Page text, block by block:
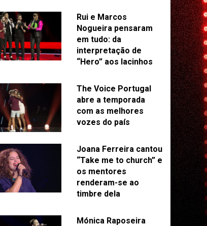
Rui e Marcos
Nogueira pensaram
em tudo: da
interpretação de
“Hero” aos lacinhos
The Voice Portugal
abre a temporada
com as melhores
vozes do país
Joana Ferreira cantou
“Take me to church” e
os mentores
renderam-se ao
timbre dela
Mónica Raposeira